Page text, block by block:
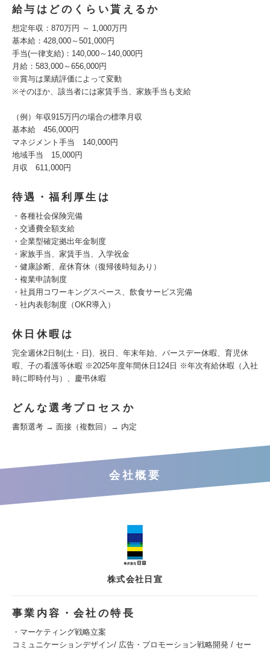
給与はどのくらい貰えるか
想定年収：870万円 ～ 1,000万円
基本給：428,000～501,000円
手当(一律支給)：140,000～140,000円
月給：583,000～656,000円
※賞与は業績評価によって変動
※そのほか、該当者には家賃手当、家族手当も支給
（例）年収915万円の場合の標準月収
基本給 456,000円
マネジメント手当 140,000円
地域手当 15,000円
月収 611,000円
待遇・福利厚生は
・各種社会保険完備
・交通費全額支給
・企業型確定拠出年金制度
・家族手当、家賃手当、入学祝金
・健康診断、産休育休（復帰後時短あり）
・複業申請制度
・社員用コワーキングスペース、飲食サービス完備
・社内表彰制度（OKR導入）
休日休暇は
完全週休2日制(土・日)、祝日、年末年始、バースデー休暇、育児休
暇、子の看護等休暇 ※2025年度年間休日124日 ※年次有給休暇（入社
時に即時付与）、慶弔休暇
どんな選考プロセスか
書類選考 → 面接（複数回）→ 内定
会社概要
株式会社日宣
事業内容・会社の特長
・マーケティング戦略立案
コミュニケーションデザイン/ 広告・プロモーション戦略開発 / セー